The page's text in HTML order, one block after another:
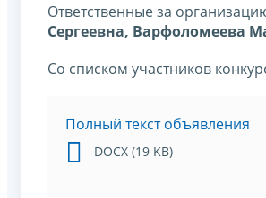
Ответственные за
Сергеевна, Варфоломеева
Со списком участников
Полный текст объявления
DOCX (19 KB)